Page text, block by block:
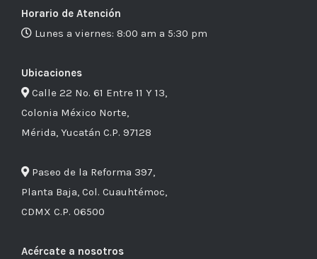
Horario de Atención
Lunes a viernes: 8:00 am a 5:30 pm
Ubicaciones
Calle 22 No. 61 Entre 11 Y 13,
Colonia México Norte,
Mérida, Yucatán C.P. 97128
Paseo de la Reforma 397,
Planta Baja, Col. Cuauhtémoc,
CDMX C.P. 06500
Acércate a nosotros